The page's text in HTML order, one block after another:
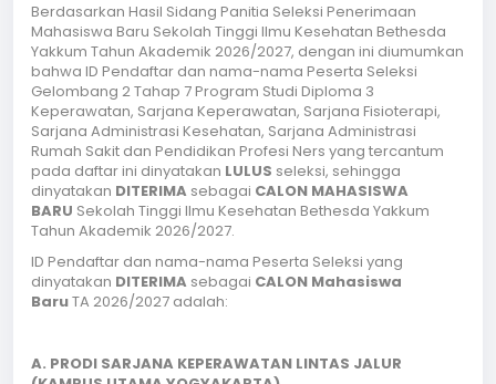
Berdasarkan Hasil Sidang Panitia Seleksi Penerimaan
Mahasiswa Baru Sekolah Tinggi Ilmu Kesehatan Bethesda
Yakkum Tahun Akademik 2026/2027, dengan ini diumumkan
bahwa ID Pendaftar dan nama-nama Peserta Seleksi
Gelombang 2 Tahap 7 Program Studi Diploma 3
Keperawatan, Sarjana Keperawatan, Sarjana Fisioterapi,
Sarjana Administrasi Kesehatan, Sarjana Administrasi
Rumah Sakit dan Pendidikan Profesi Ners yang tercantum
pada daftar ini dinyatakan LULUS seleksi, sehingga
dinyatakan DITERIMA sebagai CALON MAHASISWA
BARU Sekolah Tinggi Ilmu Kesehatan Bethesda Yakkum
Tahun Akademik 2026/2027.
ID Pendaftar dan nama-nama Peserta Seleksi yang
dinyatakan DITERIMA sebagai CALON Mahasiswa
BaruTA 2026/2027 adalah:
A. PRODI SARJANA KEPERAWATAN LINTAS JALUR